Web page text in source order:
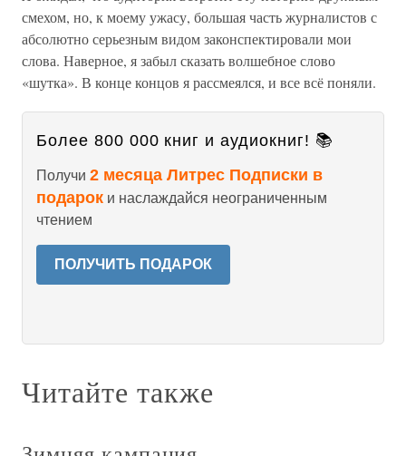
смехом, но, к моему ужасу, большая часть журналистов с
абсолютно серьезным видом законспектировали мои
слова. Наверное, я забыл сказать волшебное слово
«шутка». В конце концов я рассмеялся, и все всё поняли.
Более 800 000 книг и аудиокниг! 📚
Получи 2 месяца Литрес Подписки в
подарок и наслаждайся неограниченным
чтением
ПОЛУЧИТЬ ПОДАРОК
Читайте также